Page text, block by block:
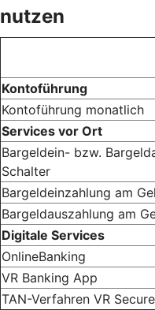
nutzen
Kontoführung
Kontoführung monatlich
Services vor Ort
Bargeldein- bzw.
Schalter
Bargeldeinzahlung am
Bargeldauszahlung am
Digitale Services
OnlineBanking
VR Banking App
TAN-Verfahren VR